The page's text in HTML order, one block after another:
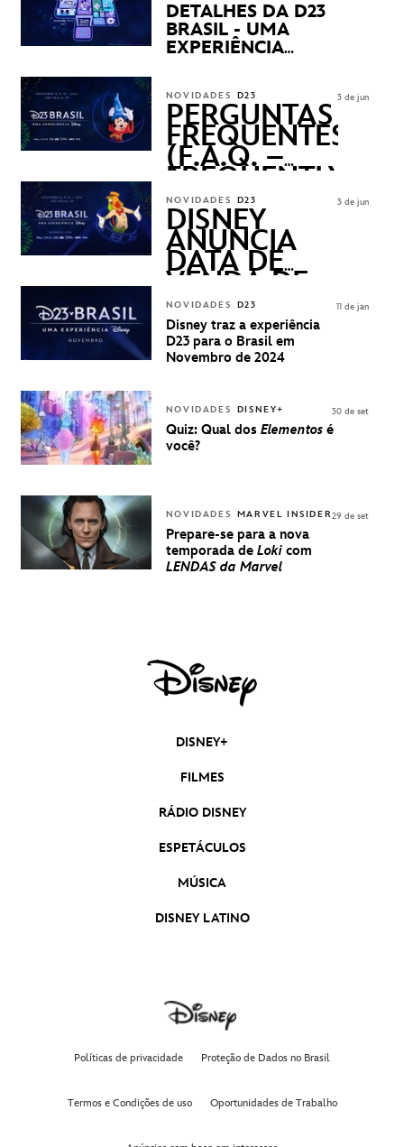
DETALHES DA D23
BRASIL - UMA
EXPERIÊNCIA
NOVIDADES D23
PERGUNTAS
FREQUENTES
(F.A.Q. –
FREQUENTLY
ASKED
QUESTIONS)
3 de jun
NOVIDADES D23
DISNEY
ANUNCIA
DATA DE
VENDA DE
INGRESSOS
PARA A D23
BRASIL -
UMA
DISNEY
3 de jun
NOVIDADES D23
Disney traz a experiência
D23 para o Brasil em
Novembro de 2024
11 de jan
NOVIDADES DISNEY+
Quiz: Qual dos Elementos é
você?
30 de set
NOVIDADES MARVEL INSIDER
Prepare-se para a nova
temporada de Loki com
LENDAS da Marvel
29 de set
DISNEY+
FILMES
RÁDIO DISNEY
ESPETÁCULOS
MÚSICA
DISNEY LATINO
Políticas de privacidade Proteção de Dados no Brasil
Termos e Condições de uso Oportunidades de Trabalho